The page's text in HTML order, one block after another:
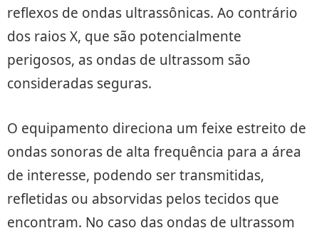
reflexos de ondas ultrassônicas. Ao contrário
dos raios X, que são potencialmente
perigosos, as ondas de ultrassom são
consideradas seguras.
O equipamento direciona um feixe estreito de
ondas sonoras de alta frequência para a área
de interesse, podendo ser transmitidas,
refletidas ou absorvidas pelos tecidos que
encontram. No caso das ondas de ultrassom